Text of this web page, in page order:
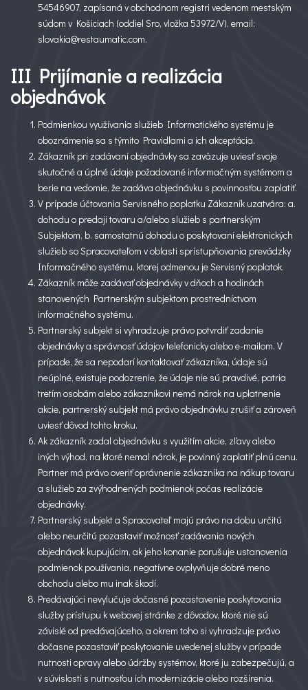
54546907, zapísaná v obchodnom registri vedenom mestským
súdom v Košiciach (oddiel Sro, vložka 53972/V), email:
slovakia@restaumatic.com.
III Prijímanie a realizácia
objednávok
Podmienkou využívania služieb Informatického systému je
oboznámenie sa s týmito Pravidlami a ich akceptácia.
Zákazník pri zadávaní objednávky sa zaväzuje uviesť svoje
skutočné a úplné údaje požadované informačným systémom a
berie na vedomie, že zadáva objednávku s povinnosťou zaplatiť.
V prípade účtovania Servisného poplatku Zákazník uzatvára: a.
dohodu o predaji tovaru a/alebo služieb s partnerským
Subjektom, b. samostatnú dohodu o poskytovaní elektronických
služieb so Spracovateľom v oblasti sprístupňovania prevádzky
Informačného systému, ktorej odmenou je Servisný poplatok.
Zákazník môže zadávať objednávky v dňoch a hodinách
stanovených Partnerským subjektom prostredníctvom
informačného systému.
Partnerský subjekt si vyhradzuje právo potvrdiť zadanie
objednávky a správnosť údajov telefonicky alebo e-mailom. V
prípade, že sa nepodarí kontaktovať zákazníka, údaje sú
neúplné, existuje podozrenie, že údaje nie sú pravdivé, patria
tretím osobám alebo zákazníkovi nemá nárok na uplatnenie
akcie, partnerský subjekt má právo objednávku zrušiť a zároveň
uviesť dôvod tohto kroku.
Ak zákazník zadal objednávku s využitím akcie, zľavy alebo
iných výhod, na ktoré nemal nárok, je povinný zaplatiť plnú cenu.
Partner má právo overiť oprávnenie zákazníka na nákup tovaru
a služieb za zvýhodnených podmienok počas realizácie
objednávky.
Partnerský subjekt a Spracovateľ majú právo na dobu určitú
alebo neurčitú pozastaviť možnosť zadávania nových
objednávok kupujúcim, ak jeho konanie porušuje ustanovenia
podmienok používania, negatívne ovplyvňuje dobré meno
obchodu alebo mu inak škodí.
Predávajúci nevylučuje dočasné pozastavenie poskytovania
služby prístupu k webovej stránke z dôvodov, ktoré nie sú
závislé od predávajúceho, a okrem toho si vyhradzuje právo
dočasne pozastaviť poskytovanie uvedenej služby v prípade
nutnosti opravy alebo údržby systémov, ktoré ju zabezpečujú, a
v súvislosti s nutnosťou ich modernizácie alebo rozšírenia.